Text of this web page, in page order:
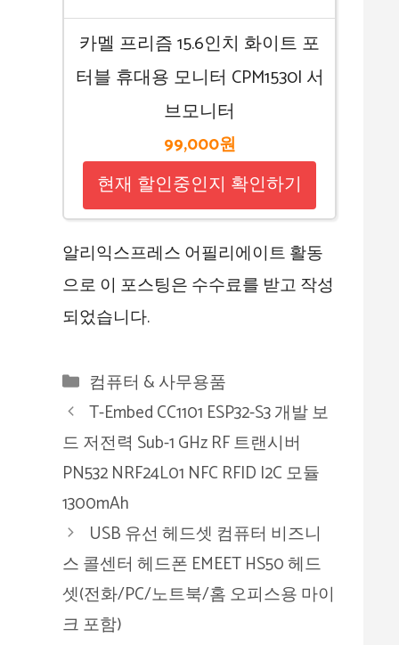
카멜 프리즘 15.6인치 화이트 포
터블 휴대용 모니터 CPM1530I 서
브모니터
99,000원
현재 할인중인지 확인하기
알리익스프레스 어필리에이트 활동
으로 이 포스팅은 수수료를 받고 작성
되었습니다.
카
테
고
리
컴퓨터 & 사무용품
T-Embed CC1101 ESP32-S3 개발 보
드 저전력 Sub-1 GHz RF 트랜시버
PN532 NRF24L01 NFC RFID I2C 모듈
1300mAh
USB 유선 헤드셋 컴퓨터 비즈니
스 콜센터 헤드폰 EMEET HS50 헤드
셋(전화/PC/노트북/홈 오피스용 마이
크 포함)